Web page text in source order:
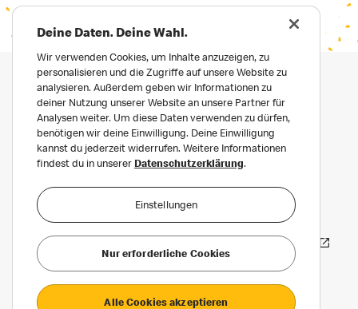
Impressum
Datenschutz für Bewerber:innen
Häufige Fragen
Erklärung zur Barrierefreiheit
Deine Daten. Deine Wahl.
Wir verwenden Cookies, um Inhalte anzuzeigen, zu
personalisieren und die Zugriffe auf unsere Website zu
analysieren. Außerdem geben wir Informationen zu
deiner Nutzung unserer Website an unsere Partner für
Analysen weiter. Um diese Daten verwenden zu dürfen,
benötigen wir deine Einwilligung. Deine Einwilligung
kannst du jederzeit widerrufen. Weitere Informationen
findest du in unserer Datenschutzerklärung.
Einstellungen
Nur erforderliche Cookies
Alle Cookies akzeptieren